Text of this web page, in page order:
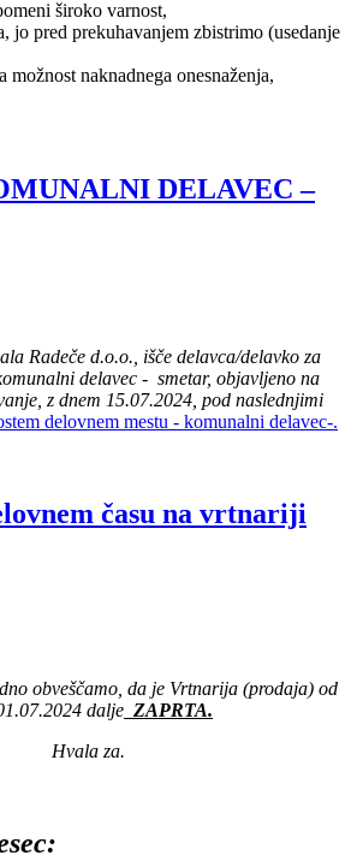
široko varnost,
jo pred prekuhavanjem zbistrimo (usedanje
možnost naknadnega onesnaženja,
DELAVEC –
Radeče d.o.o., išče delavca/delavko za
delavec - smetar, objavljeno na
z dnem 15.07.2024, pod naslednjimi
delovnem mestu - komunalni delavec-.
času na vrtnariji
obveščamo, da je Vrtnarija (prodaja) od
dalje ZAPRTA.
Hvala za.